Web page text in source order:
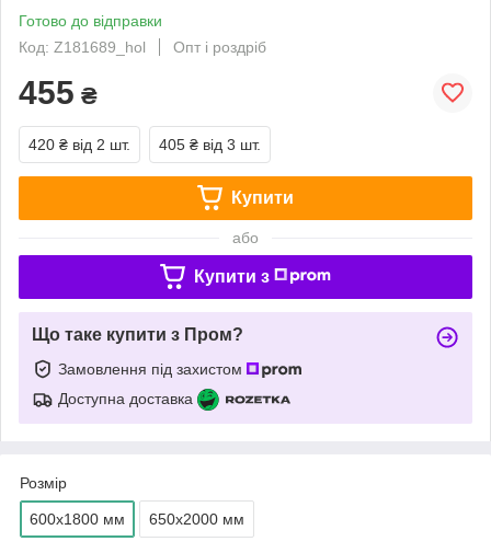
Готово до відправки
Код: Z181689_hol
Опт і роздріб
455 ₴
420 ₴ від 2 шт. 405 ₴ від 3 шт.
Купити
або
Купити з
Що таке купити з Пром?
Замовлення під захистом
Доступна доставка
Розмір
600х1800 мм 650х2000 мм